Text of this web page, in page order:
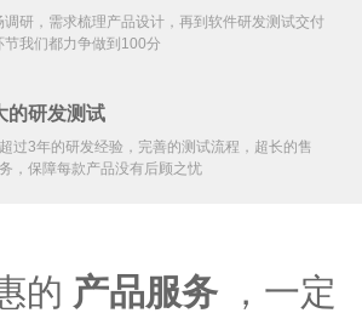
调研，需求梳理产品设计，再到软件研发测试交付
节我们都力争做到100分
的研发测试
过3年的研发经验，完善的测试流程，超长的售
，保障每款产品没有后顾之忧
的 产品服务 ，一定